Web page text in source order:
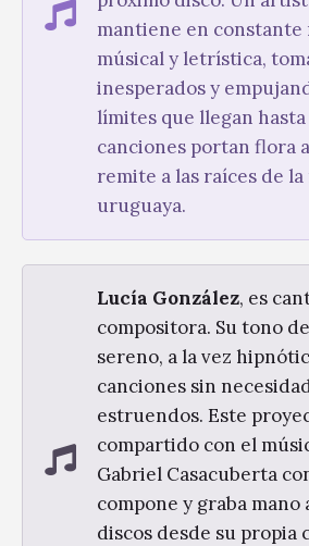
mantiene en
músical y letrística,
inesperados y
límites que llegan
canciones portan flora
remite a las raíces de
uruguaya.
Lucía González, es
compositora. Su tono
sereno, a la vez
canciones sin
estruendos. Este
compartido con el
Gabriel Casacuberta
compone y graba mano
discos desde su propia